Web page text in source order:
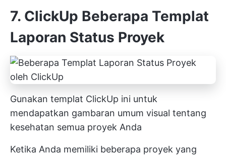
7. ClickUp Beberapa Templat
Laporan Status Proyek
Gunakan templat ClickUp ini untuk
mendapatkan gambaran umum visual tentang
kesehatan semua proyek Anda
Ketika Anda memiliki beberapa proyek yang